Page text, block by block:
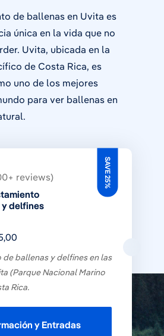
de ballenas en Uvita es
única en la vida que no
Uvita, ubicada en la
de Costa Rica, es
uno de los mejores
para ver ballenas en
SAVE 25%
reviews)
delfines
ballenas y delfines en las
(Parque Nacional Marino
Rica.
y Entradas